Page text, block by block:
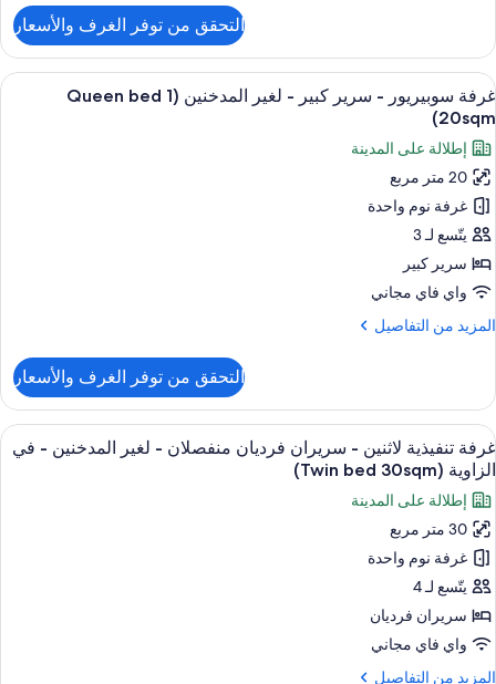
(1
King
bed
22sqm)
غرفة
سرير
ملكي
لغير
المدخنين
في
الزاوية
King
bed
التحقق من توفر الغرف والأسعار
استعراض
جميع
صور
غرفة
سوبيريور
-
سرير
كبير
-
لغير
المدخنين
bed
20sqm)
أغطية فراش متميزة وخزنة داخل الغرفة
5
غرفة سوبيريور - سرير كبير - لغير المدخنين (1 Queen bed
20sqm)
إطلالة على المدينة
20 متر مربع
غرفة نوم واحدة
يتّسع لـ 3
سرير كبير
واي فاي مجاني
المزيد من التفاصيل
المزيد
غرفة
سوبيريور
-
سرير
كبير
-
لغير
المدخنين
(1
Queen
20sqm)
التحقق من توفر الغرف والأسعار
استعراض
جميع
صور
غرفة
تنفيذية
لاثنين
-
سريران
فرديان
منفصلان
أغطية فراش متميزة وخزنة داخل الغرفة
6
غرفة تنفيذية لاثنين - سريران فرديان منفصلان - لغير المدخنين - في
الزاوية (Twin bed 30sqm)
إطلالة على المدينة
30 متر مربع
غرفة نوم واحدة
يتّسع لـ 4
سريران فرديان
واي فاي مجاني
المزيد من التفاصيل
المزيد